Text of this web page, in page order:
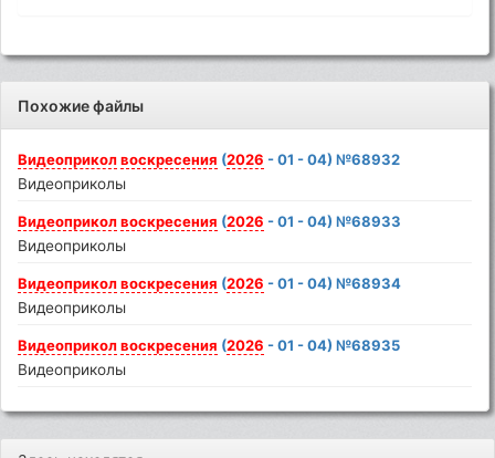
Похожие файлы
Видеоприкол воскресения (2026 - 01 - 04) №68932
Видеоприколы
Видеоприкол воскресения (2026 - 01 - 04) №68933
Видеоприколы
Видеоприкол воскресения (2026 - 01 - 04) №68934
Видеоприколы
Видеоприкол воскресения (2026 - 01 - 04) №68935
Видеоприколы